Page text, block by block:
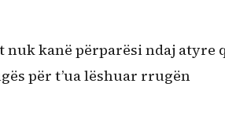
nuk kanë përparësi ndaj atyre
për t’ua lëshuar rrugën